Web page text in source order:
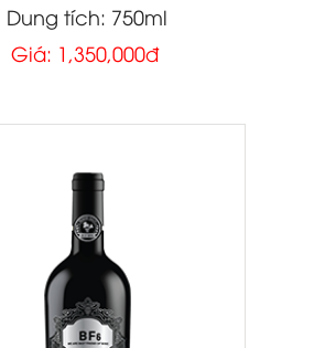
Dung tích: 750ml
Giá: 1,350,000đ